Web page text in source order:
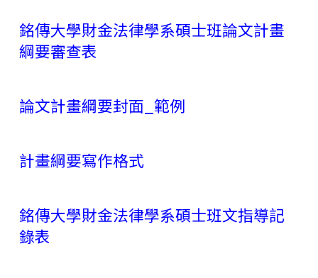
銘傳大學財金法律學系碩士班論文計畫
綱要審查表
論文計畫綱要封面_範例
計畫綱要寫作格式
銘傳大學財金法律學系碩士班文指導記
錄表